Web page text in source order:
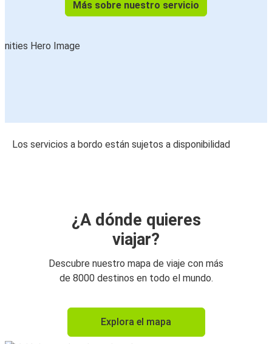
Más sobre nuestro servicio
Los servicios a bordo están sujetos a disponibilidad
¿A dónde quieres
viajar?
Descubre nuestro mapa de viaje con más
de 8000 destinos en todo el mundo.
Explora el mapa